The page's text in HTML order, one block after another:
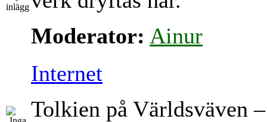
Moderator: Ainur
Internet
Tolkien på Världsväven